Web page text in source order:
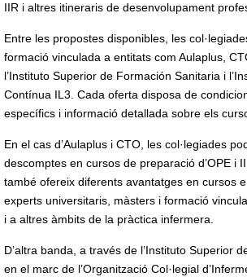
IIR i altres itineraris de desenvolupament
Entre les propostes disponibles, les
formació vinculada a entitats com Aulaplus,
l’Instituto Superior de Formación Sanitaria i
Contínua IL3. Cada oferta disposa de
específics i informació detallada sobre els
En el cas d’Aulaplus i CTO, les col·legiades
descomptes en cursos de preparació d’OPE i
també ofereix diferents avantatges en cursos
experts universitaris, màsters i formació
i a altres àmbits de la pràctica infermera.
D’altra banda, a través de l’Instituto Superior
en el marc de l’Organització Col·legial